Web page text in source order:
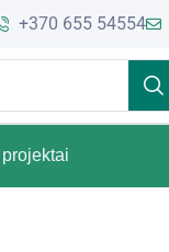
+370 655 54554